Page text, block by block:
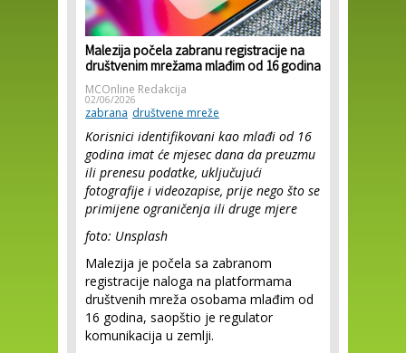
Malezija počela zabranu registracije na
društvenim mrežama mlađim od 16 godina
MCOnline Redakcija
02/06/2026
zabrana društvene mreže
Korisnici identifikovani kao mlađi od 16
godina imat će mjesec dana da preuzmu
ili prenesu podatke, uključujući
fotografije i videozapise, prije nego što se
primijene ograničenja ili druge mjere
foto: Unsplash
Malezija je počela sa zabranom
registracije naloga na platformama
društvenih mreža ​​osobama mlađim od
16 godina, saopštio je regulator
komunikacija u zemlji.